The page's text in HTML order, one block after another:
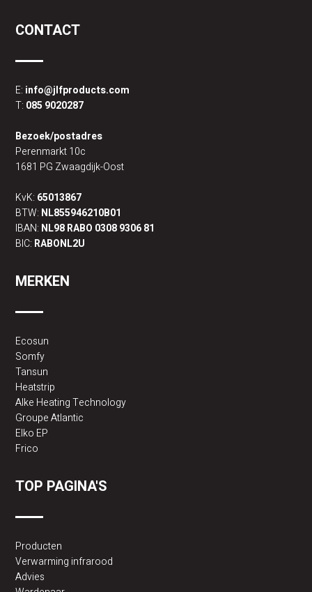
CONTACT
E: info@jlfproducts.com
T: 085 9020287
Bezoek/postadres
Perenmarkt 10c
1681 PG Zwaagdijk-Oost
KvK: 65013867
BTW: NL855946210B01
IBAN: NL98 RABO 0308 9306 81
BIC: RABONL2U
MERKEN
Ecosun
Somfy
Tansun
Heatstrip
Alke Heating Technology
Groupe Atlantic
Elko EP
Frico
TOP PAGINA'S
Producten
Verwarming infrarood
Advies